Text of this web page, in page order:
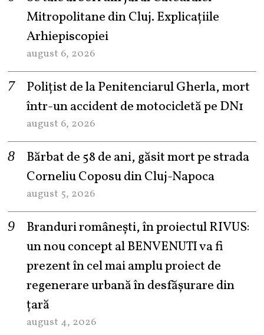
Mitropolitane din Cluj. Explicațiile
Arhiepiscopiei
august 6, 2026
Polițist de la Penitenciarul Gherla, mort
într-un accident de motocicletă pe DN1
august 6, 2026
Bărbat de 58 de ani, găsit mort pe strada
Corneliu Coposu din Cluj-Napoca
august 5, 2026
Branduri românești, în proiectul RIVUS:
un nou concept al BENVENUTI va fi
prezent în cel mai amplu proiect de
regenerare urbană în desfășurare din
țară
august 4, 2026